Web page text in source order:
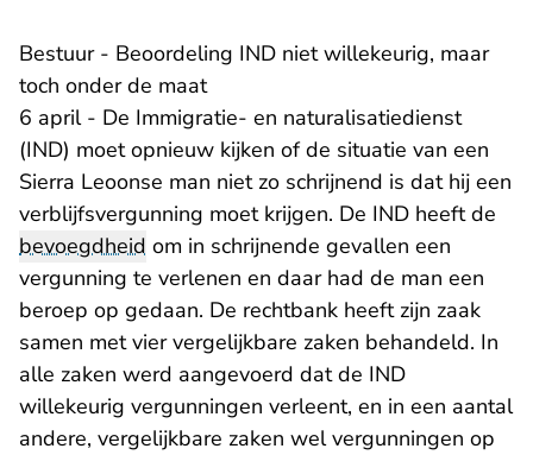
Bestuur - Beoordeling IND niet willekeurig, maar
toch onder de maat
6 april - De Immigratie- en naturalisatiedienst
(IND) moet opnieuw kijken of de situatie van een
Sierra Leoonse man niet zo schrijnend is dat hij een
verblijfsvergunning moet krijgen. De IND heeft de
bevoegdheid om in schrijnende gevallen een
vergunning te verlenen en daar had de man een
beroep op gedaan. De rechtbank heeft zijn zaak
samen met vier vergelijkbare zaken behandeld. In
alle zaken werd aangevoerd dat de IND
willekeurig vergunningen verleent, en in een aantal
andere, vergelijkbare zaken wel vergunningen op